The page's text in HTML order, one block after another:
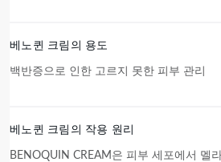
베노퀸 크림의 용도
백반증으로 인한 고르지 못한 피부 관리
베노퀸 크림의 작용 원리
BENOQUIN CREAM은 피부 세포에서 멜